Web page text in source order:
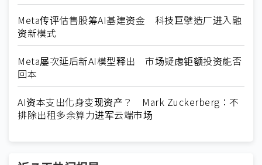
Meta传评估售股筹AI基建资金 科技巨擘造厂进入融
资新模式
Meta屡次延后新AI模型释出 市场疑虑钜额投资能否
回本
AI资本支出化身变现资产？ Mark Zuckerberg：不
排除出租多余算力进军云端市场